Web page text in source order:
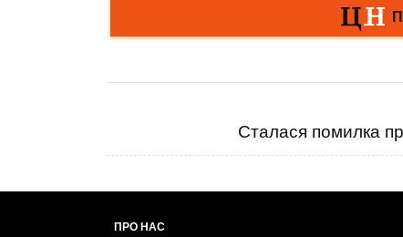
Сталася помилка
ПРО НАС